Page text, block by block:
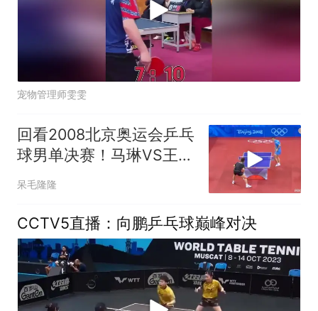
宠物管理师雯雯
回看2008北京奥运会乒乓
球男单决赛！马琳VS王
皓，直板大师对决！
呆毛隆隆
CCTV5直播：向鹏乒乓球巅峰对决